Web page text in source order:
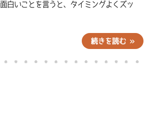
面白いことを言うと、タイミングよくズッ
続きを読む »